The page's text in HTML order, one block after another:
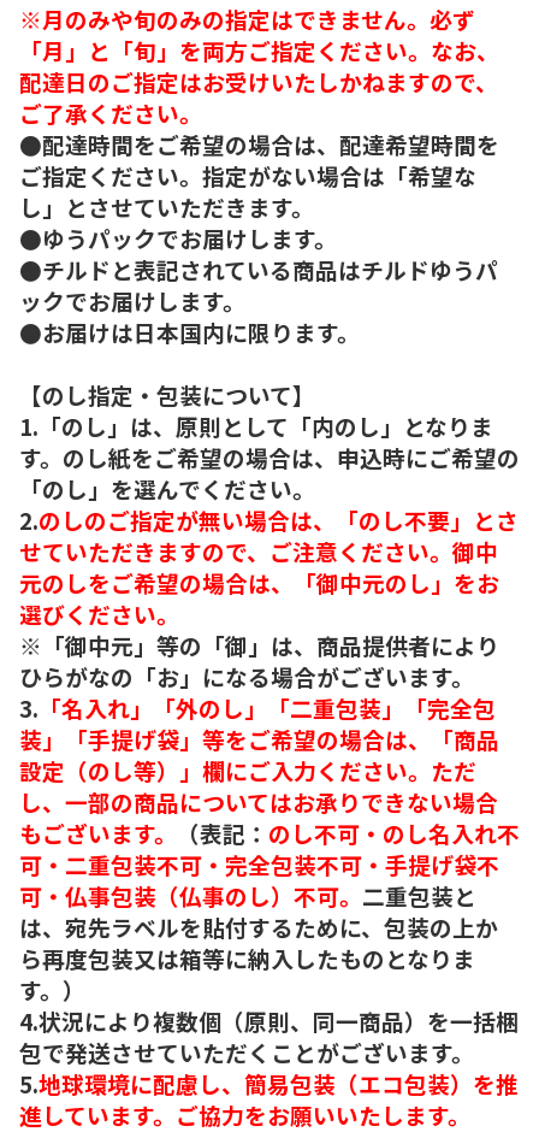
※月のみや旬のみの指定はできません。必ず
「月」と「旬」を両方ご指定ください。なお、
配達日のご指定はお受けいたしかねますので、
ご了承ください。
●配達時間をご希望の場合は、配達希望時間を
ご指定ください。指定がない場合は「希望な
し」とさせていただきます。
●ゆうパックでお届けします。
●チルドと表記されている商品はチルドゆうパ
ックでお届けします。
●お届けは日本国内に限ります。
【のし指定・包装について】
1.「のし」は、原則として「内のし」となりま
す。のし紙をご希望の場合は、申込時にご希望の
「のし」を選んでください。
2.のしのご指定が無い場合は、「のし不要」とさ
せていただきますので、ご注意ください。御中
元のしをご希望の場合は、「御中元のし」をお
選びください。
※「御中元」等の「御」は、商品提供者により
ひらがなの「お」になる場合がございます。
3. 「名入れ」「外のし」「二重包装」「完全包
装」「手提げ袋」等をご希望の場合は、「商品
設定（のし等）」欄にご入力ください。ただ
し、一部の商品についてはお承りできない場合
もございます。
（表記： のし不可・のし名入れ不
可・二重包装不可・完全包装不可・手提げ袋不
可・仏事包装（仏事のし）不可。 二重包装と
は、宛先ラベルを貼付するために、包装の上か
ら再度包装又は箱等に納入したものとなりま
す。）
4.状況により複数個（原則、同一商品）を一括梱
包で発送させていただくことがございます。
5.地球環境に配慮し、簡易包装（エコ包装）を推
進しています。ご協力をお願いいたします。